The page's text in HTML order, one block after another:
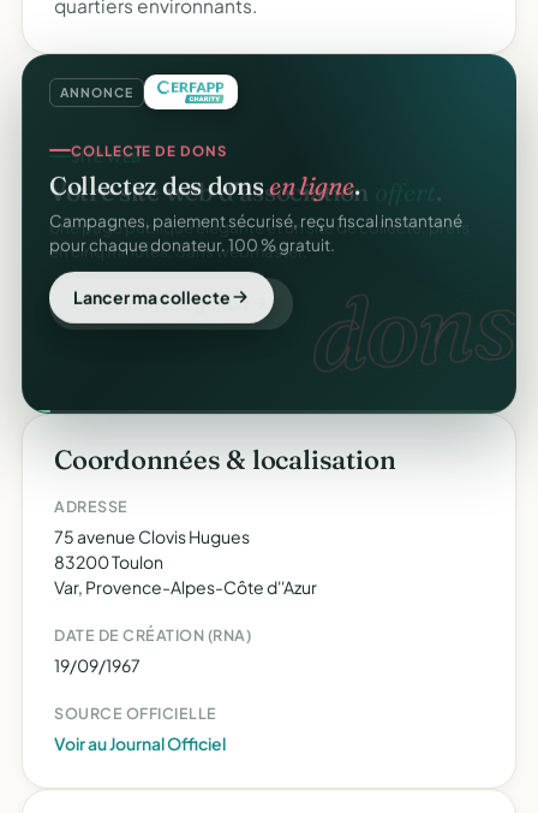
quartiers environnants.
ANNONCE
dons.
COLLECTE DE DONS
Collectez des donsen ligne.
Campagnes, paiement sécurisé, reçu fiscal instantané
pour chaque donateur. 100 % gratuit.
Lancer ma collecte
Coordonnées & localisation
ADRESSE
75 avenue Clovis Hugues
83200 Toulon
Var, Provence-Alpes-Côte d''Azur
DATE DE CRÉATION (RNA)
19/09/1967
SOURCE OFFICIELLE
Voir au Journal Officiel